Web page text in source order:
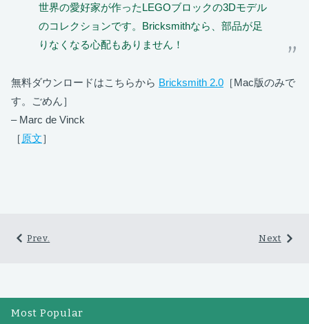
世界の愛好家が作ったLEGOブロックの3Dモデル
のコレクションです。Bricksmithなら、部品が足
りなくなる心配もありません！
無料ダウンロードはこちらから Bricksmith 2.0 ［Mac版のみで
す。ごめん］
– Marc de Vinck
［ 原文］
Next
Prev.
Most Popular